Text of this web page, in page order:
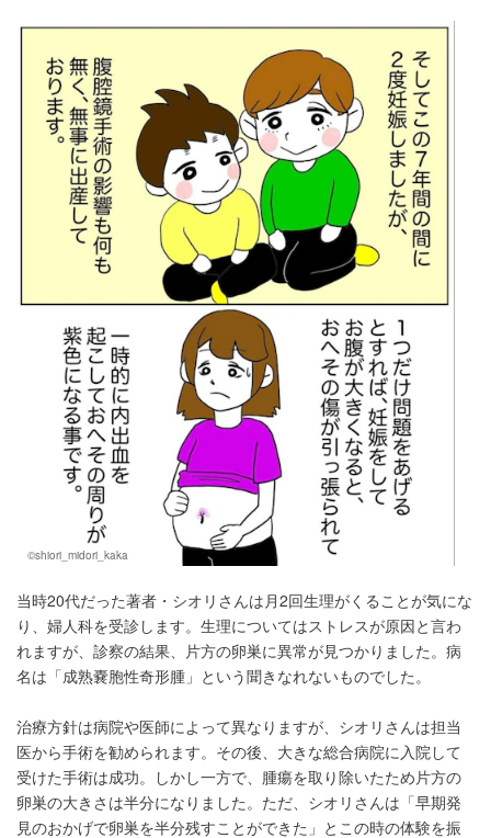
©shiori_midori_kaka
当時20代だった著者・シオリさんは月2回生理がくることが気にな
り、婦人科を受診します。生理についてはストレスが原因と言わ
れますが、診察の結果、片方の卵巣に異常が見つかりました。病
名は「成熟嚢胞性奇形腫」という聞きなれないものでした。
治療方針は病院や医師によって異なりますが、シオリさんは担当
医から手術を勧められます。その後、大きな総合病院に入院して
受けた手術は成功。しかし一方で、腫瘍を取り除いたため片方の
卵巣の大きさは半分になりました。ただ、シオリさんは「早期発
見のおかげで卵巣を半分残すことができた」とこの時の体験を振